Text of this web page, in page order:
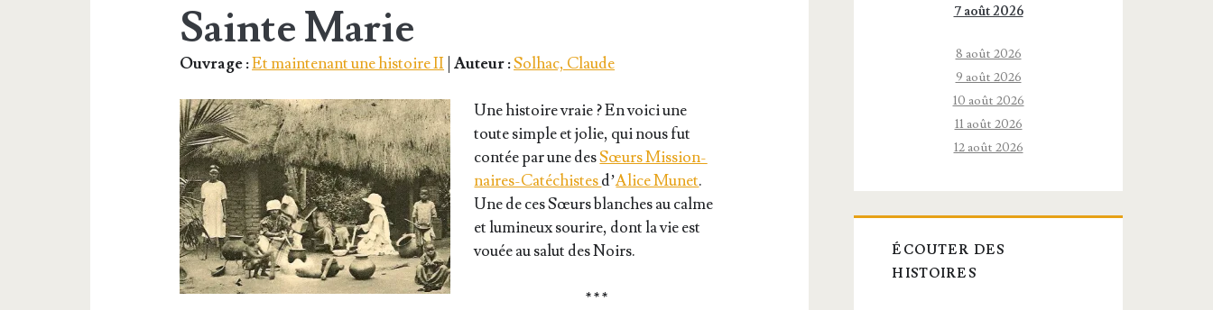
Sainte Marie
Ouvrage :Et maintenant une histoire II |Auteur :Solhac, Claude
Une his­toire vraie ? En voi­ci une
toute simple et jolie, qui nous fut
contée par une desSœurs Mis­sion­
naires-Caté­chistesd’Alice Munet.
Une de ces Sœurs blanches au calme
et lumi­neux sou­rire, dont la vie est
vouée au salut des Noirs.
* * *
7 août 2026
8 août 2026
9 août 2026
10 août 2026
11 août 2026
12 août 2026
ÉCOUTER DES
HISTOIRES